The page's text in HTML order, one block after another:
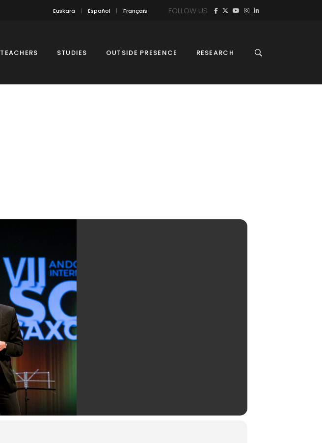
Euskara Español Français FOLLOW US
TEACHERS STUDIES OUTSIDE PRESENCE RESEARCH